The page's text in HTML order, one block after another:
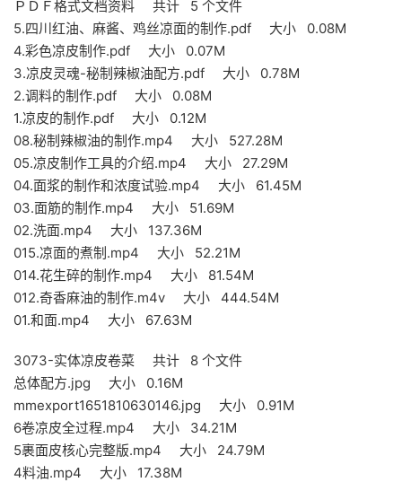
ＰＤＦ格式文档资料 共计 5 个文件
5.四川红油、麻酱、鸡丝凉面的制作.pdf 大小 0.08M
4.彩色凉皮制作.pdf 大小 0.07M
3.凉皮灵魂-秘制辣椒油配方.pdf 大小 0.78M
2.调料的制作.pdf 大小 0.08M
1.凉皮的制作.pdf 大小 0.12M
08.秘制辣椒油的制作.mp4 大小 527.28M
05.凉皮制作工具的介绍.mp4 大小 27.29M
04.面浆的制作和浓度试验.mp4 大小 61.45M
03.面筋的制作.mp4 大小 51.69M
02.洗面.mp4 大小 137.36M
015.凉面的煮制.mp4 大小 52.21M
014.花生碎的制作.mp4 大小 81.54M
012.奇香麻油的制作.m4v 大小 444.54M
01.和面.mp4 大小 67.63M
3073-实体凉皮卷菜 共计 8 个文件
总体配方.jpg 大小 0.16M
mmexport1651810630146.jpg 大小 0.91M
6卷凉皮全过程.mp4 大小 34.21M
5裹面皮核心完整版.mp4 大小 24.79M
4料油.mp4 大小 17.38M